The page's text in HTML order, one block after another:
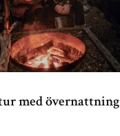
med övernattning